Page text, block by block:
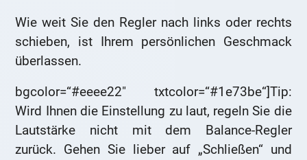
Wie weit Sie den Regler nach links oder rechts
schieben, ist Ihrem persönlichen Geschmack
überlassen.
bgcolor=“#eeee22″ txtcolor=“#1e73be“]Tip:
Wird Ihnen die Einstellung zu laut, regeln Sie die
Lautstärke nicht mit dem Balance-Regler
zurück. Gehen Sie lieber auf „Schließen“ und